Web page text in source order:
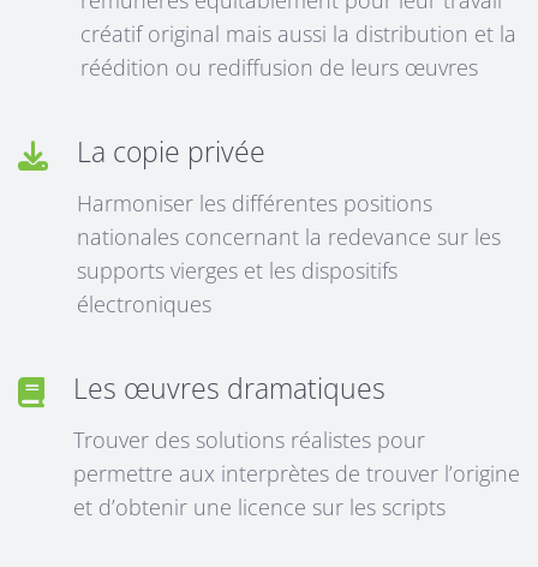
créatif original mais aussi la distribution et la
réédition ou rediffusion de leurs œuvres
La copie privée
Harmoniser les différentes positions
nationales concernant la redevance sur les
supports vierges et les dispositifs
électroniques
Les œuvres dramatiques
Trouver des solutions réalistes pour
permettre aux interprètes de trouver l’origine
et d’obtenir une licence sur les scripts